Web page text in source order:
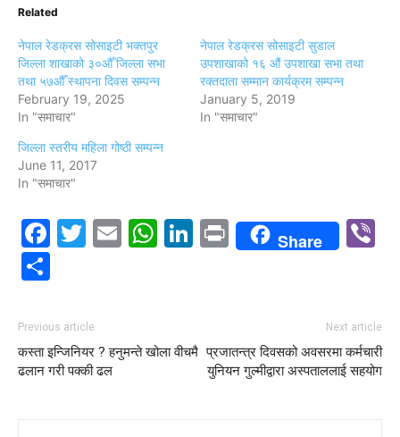
Related
नेपाल रेडक्रस सोसाइटी भक्तपुर
जिल्ला शाखाको ३०औँ जिल्ला सभा
तथा ५७औँ स्थापना दिवस सम्पन्न
February 19, 2025
In "समाचार"
नेपाल रेडक्रस सोसाइटी सुडाल
उपशाखाको १६ औं उपशाखा सभा तथा
रक्तदाता सम्मान कार्यक्रम सम्पन्न
January 5, 2019
In "समाचार"
जिल्ला स्तरीय महिला गोष्ठी सम्पन्न
June 11, 2017
In "समाचार"
Facebook
Twitter
EmailWhatsApp
LinkedIn
PrintShare
Previous article
कस्ता इन्जिनियर ? हनुमन्ते खोला वीचमै
ढलान गरी पक्की ढल
Next article
प्रजातन्त्र दिवसको अवसरमा कर्मचारी
युनियन गुल्मीद्वारा अस्पताललाई सहयोग